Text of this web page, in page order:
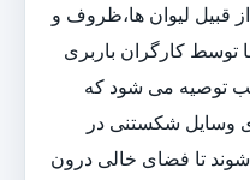
از قبیل لیوان ها،ظروف و
توسط کارگران باربری
توصیه می شود که
وسایل شکستنی در
تا فضای خالی درون